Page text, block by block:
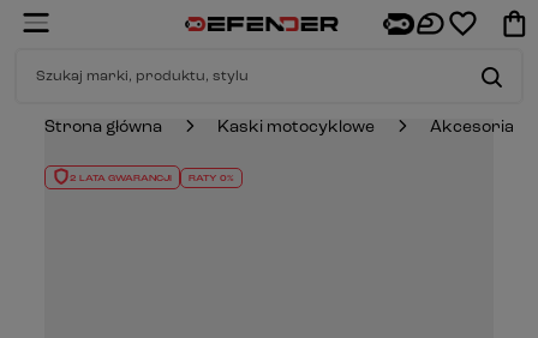
Strona główna Kaski motocyklowe Akcesoria
2 LATA GWARANCJI RATY 0%